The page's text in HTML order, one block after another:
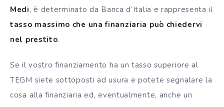
Medi, è determinato da Banca d’Italia e rappresenta il
tasso massimo che una finanziaria può chiedervi
nel prestito.
Se il vostro finanziamento ha un tasso superiore al
TEGM siete sottoposti ad usura e potete segnalare la
cosa alla finanziaria ed, eventualmente, anche un